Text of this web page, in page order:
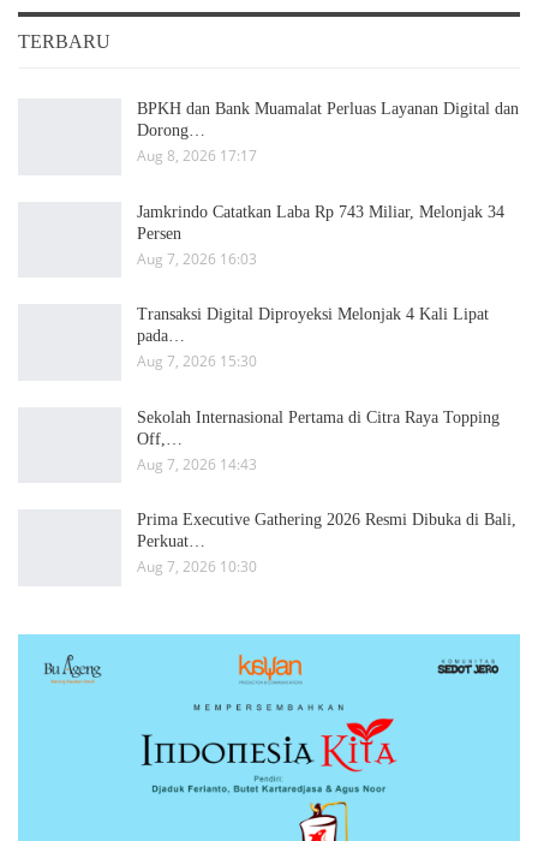
TERBARU
BPKH dan Bank Muamalat Perluas Layanan Digital dan
Dorong…
Aug 8, 2026 17:17
Jamkrindo Catatkan Laba Rp 743 Miliar, Melonjak 34
Persen
Aug 7, 2026 16:03
Transaksi Digital Diproyeksi Melonjak 4 Kali Lipat
pada…
Aug 7, 2026 15:30
Sekolah Internasional Pertama di Citra Raya Topping
Off,…
Aug 7, 2026 14:43
Prima Executive Gathering 2026 Resmi Dibuka di Bali,
Perkuat…
Aug 7, 2026 10:30